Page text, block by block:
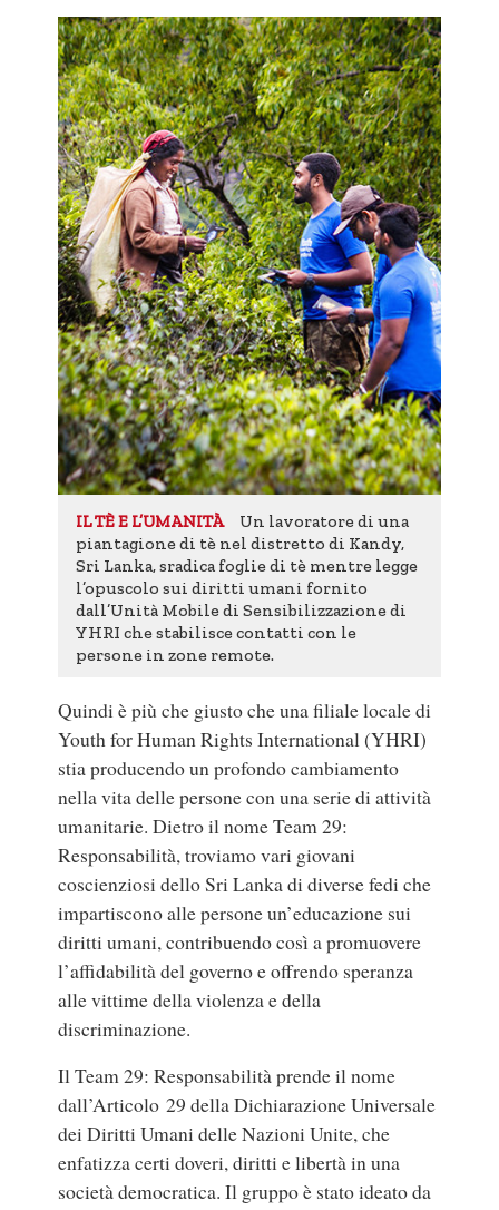
IL TÈ E L’UMANITÀ
Un lavoratore di una
piantagione di tè nel distretto di Kandy,
Sri Lanka, sradica foglie di tè mentre legge
l’opuscolo sui diritti umani fornito
dall’Unità Mobile di Sensibilizzazione di
YHRI che stabilisce contatti con le
persone in zone remote.
Quindi è più che giusto che una filiale locale di
Youth for Human Rights International (YHRI)
stia producendo un profondo cambiamento
nella vita delle persone con una serie di attività
umanitarie. Dietro il nome Team 29:
Responsabilità, troviamo vari giovani
coscienziosi dello Sri Lanka di diverse fedi che
impartiscono alle persone un’educazione sui
diritti umani, contribuendo così a promuovere
l’affidabilità del governo e offrendo speranza
alle vittime della violenza e della
discriminazione.
Il Team 29: Responsabilità prende il nome
dall’Articolo 29 della Dichiarazione Universale
dei Diritti Umani delle Nazioni Unite, che
enfatizza certi doveri, diritti e libertà in una
società democratica. Il gruppo è stato ideato da